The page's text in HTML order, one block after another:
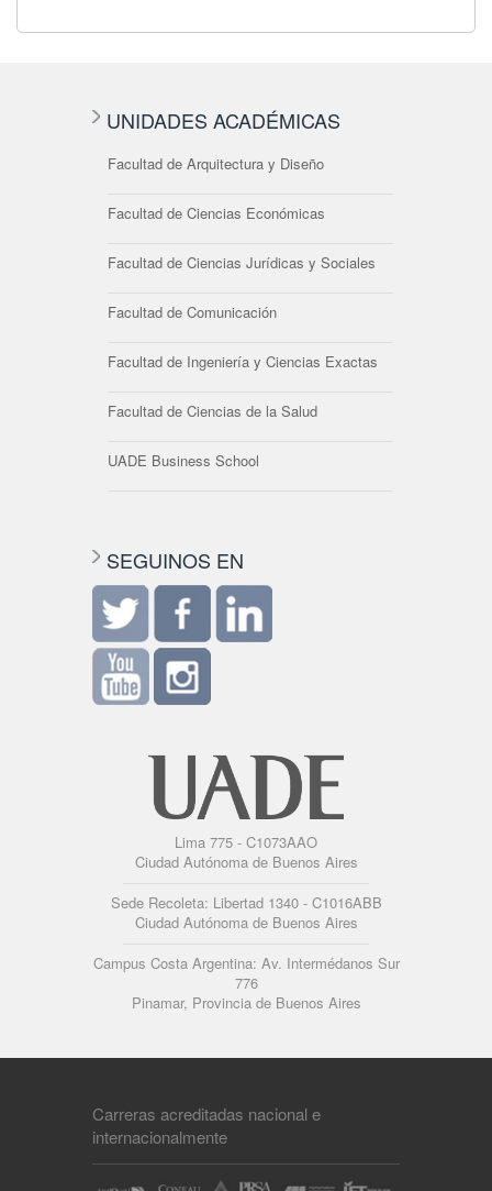
UNIDADES ACADÉMICAS
Facultad de Arquitectura y Diseño
Facultad de Ciencias Económicas
Facultad de Ciencias Jurídicas y Sociales
Facultad de Comunicación
Facultad de Ingeniería y Ciencias Exactas
Facultad de Ciencias de la Salud
UADE Business School
SEGUINOS EN
Lima 775 - C1073AAO
Ciudad Autónoma de Buenos Aires
Sede Recoleta: Libertad 1340 - C1016ABB
Ciudad Autónoma de Buenos Aires
Campus Costa Argentina: Av. Intermédanos Sur
776
Pinamar, Provincia de Buenos Aires
Carreras acreditadas nacional e
internacionalmente